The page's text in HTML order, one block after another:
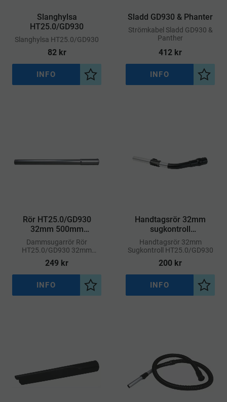
Slanghylsa
HT25.0/GD930
​Slanghylsa HT25.0/GD930
82kr
Lägg till i önskelista
INFO
Sladd GD930 & Phanter
​Strömkabel Sladd GD930 &
Panther
412 kr
Lägg
INFO
Rör HT25.0/GD930
32mm 500mm
Aluminium
​Dammsugarrör Rör
HT25.0/GD930 32mm
500mm
249 kr
Lägg till i önskelista
INFO
Handtagsrör 32mm
sugkontroll
HT25.0/GD930
​Handtagsrör 32mm
Sugkontroll HT25.0/GD930
200 kr
Lägg
INFO